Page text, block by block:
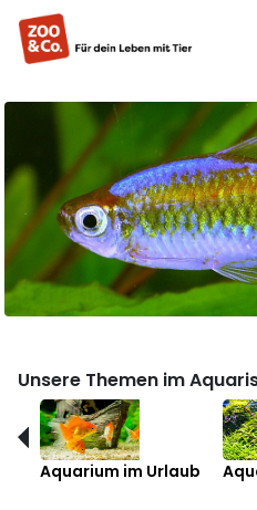
Unsere Themen im
Aquarium im Urlaub